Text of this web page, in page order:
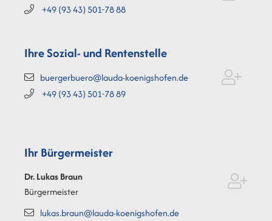
+49 (9343) 501-7888
Ihre Sozial- und Rentenstelle
buergerbuero@lauda-koenigshofen.de
+49 (9343) 501-7889
Ihr Bürgermeister
Dr. LukasBraun
Bürgermeister
lukas.braun@lauda-koenigshofen.de